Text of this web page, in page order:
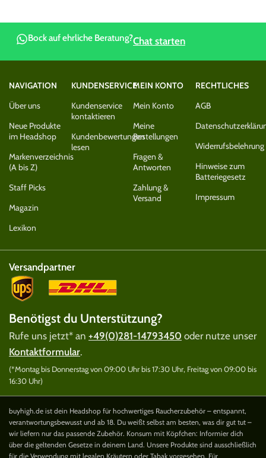
Bock auf ehrliche Beratung?Chat starten
NAVIGATION
Über uns
Neue Produkte
im Headshop
Markenverzeichnis
(A bis Z)
Staff Picks
Magazin
Lexikon
KUNDENSERVICE
Kundenservice
kontaktieren
Kundenbewertungen
lesen
MEIN KONTO
Mein Konto
Meine
Bestellungen
Fragen &
Antworten
Zahlung &
Versand
RECHTLICHES
AGB
Widerrufsbelehrung
Hinweise zum
Batteriegesetz
Impressum
Versandpartner
Benötigst du Unterstützung?
Rufe uns jetzt* an +49(0)281-14793450 oder nutze unser
Kontaktformular.
(*Montag bis Donnerstag von 09:00 Uhr bis 17:30 Uhr, Freitag von 09:00 bis
16:30 Uhr)
buyhigh.de ist dein Headshop für hochwertiges Raucherzubehör – entspannt,
verantwortungsbewusst und ab 18. Du weißt selbst am besten, was dir gut tut –
wir liefern nur das passende Zubehör. Konsum mit Köpfchen: Informier dich
über die geltenden Gesetze in deinem Land. Unsere Produkte sind ausschließlich
für die Verwendung mit legalen Kräutern oder Tabak vorgesehen. Für